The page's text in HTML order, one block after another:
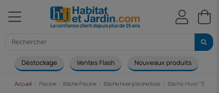
Déstockage Ventes Flash Nouveaux produits
Accueil Piscine Bâche Piscine Bâche hiver piscine bois Bâche Hiver